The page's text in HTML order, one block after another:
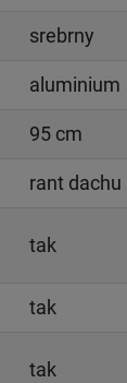
srebrny
aluminium
95 cm
rant dachu
tak
tak
tak